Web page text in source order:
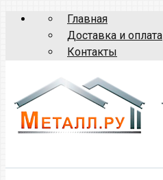
Главная
Доставка и оплата
Контакты